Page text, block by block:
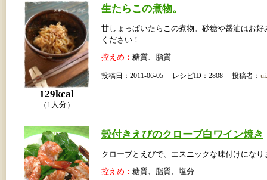
129kcal
（1人分）
生たらこの煮物。
甘しょっぱいたらこの煮物。砂糖や醤油はお好
ください！
控えめ： 糖質、脂質
投稿日：2011-06-05 レシピID：2808 投稿者：
殻付きえびのクローブ白ワイン焼き
クローブとえびで、エスニックな味付けになり
控えめ： 糖質、脂質、塩分